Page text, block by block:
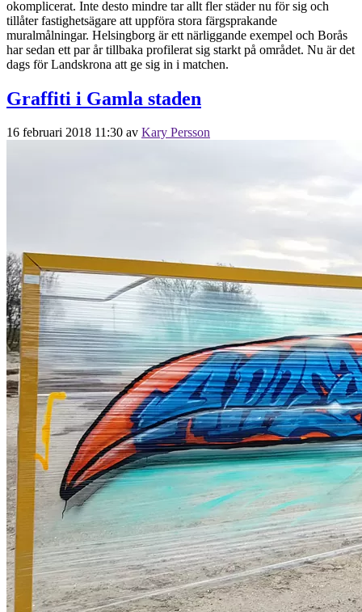
okomplicerat. Inte desto mindre tar allt fler städer nu för sig och
tillåter fastighetsägare att uppföra stora färgsprakande
muralmålningar. Helsingborg är ett närliggande exempel och Borås
har sedan ett par år tillbaka profilerat sig starkt på området. Nu är det
dags för Landskrona att ge sig in i matchen.
Graffiti i Gamla staden
16 februari 2018 11:30 av Kary Persson